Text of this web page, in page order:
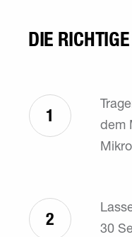
DIE
1
dem
2
30